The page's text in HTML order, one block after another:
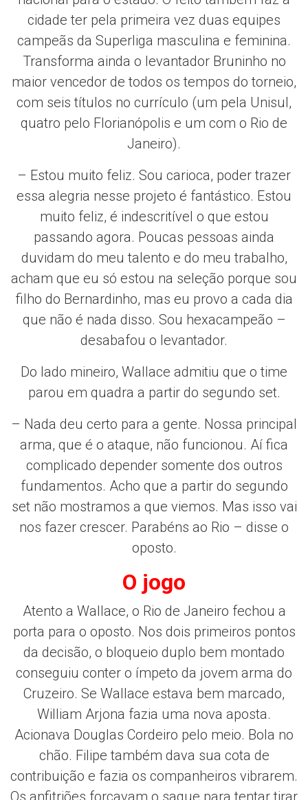
cidade ter pela primeira vez duas equipes
campeãs da Superliga masculina e feminina.
Transforma ainda o levantador Bruninho no
maior vencedor de todos os tempos do torneio,
com seis títulos no currículo (um pela Unisul,
quatro pelo Florianópolis e um com o Rio de
Janeiro).
– Estou muito feliz. Sou carioca, poder trazer
essa alegria nesse projeto é fantástico. Estou
muito feliz, é indescritível o que estou
passando agora. Poucas pessoas ainda
duvidam do meu talento e do meu trabalho,
acham que eu só estou na seleção porque sou
filho do Bernardinho, mas eu provo a cada dia
que não é nada disso. Sou hexacampeão –
desabafou o levantador.
Do lado mineiro, Wallace admitiu que o time
parou em quadra a partir do segundo set.
– Nada deu certo para a gente. Nossa principal
arma, que é o ataque, não funcionou. Aí fica
complicado depender somente dos outros
fundamentos. Acho que a partir do segundo
set não mostramos a que viemos. Mas isso vai
nos fazer crescer. Parabéns ao Rio – disse o
oposto.
O jogo
Atento a Wallace, o Rio de Janeiro fechou a
porta para o oposto. Nos dois primeiros pontos
da decisão, o bloqueio duplo bem montado
conseguiu conter o ímpeto da jovem arma do
Cruzeiro. Se Wallace estava bem marcado,
William Arjona fazia uma nova aposta.
Acionava Douglas Cordeiro pelo meio. Bola no
chão. Filipe também dava sua cota de
contribuição e fazia os companheiros vibrarem.